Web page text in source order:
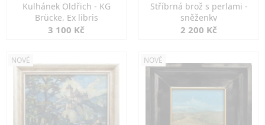
Kulhánek Oldřich - KG
Brücke, Ex libris
3 100 Kč
Stříbrná brož s perlami -
sněženky
2 200 Kč
NOVÉ NOVÉ